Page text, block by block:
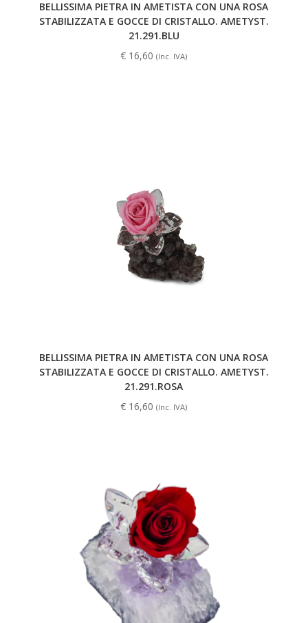
BELLISSIMA PIETRA IN AMETISTA CON UNA ROSA
STABILIZZATA E GOCCE DI CRISTALLO. AMETYST.
21.291.BLU
€ 16,60 (Inc. IVA)
BELLISSIMA PIETRA IN AMETISTA CON UNA ROSA
STABILIZZATA E GOCCE DI CRISTALLO. AMETYST.
21.291.ROSA
€ 16,60 (Inc. IVA)